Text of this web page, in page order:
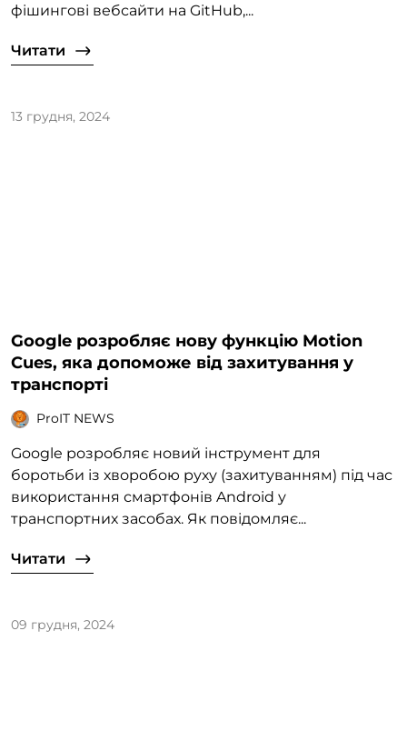
фішингові вебсайти на GitHub,...
Читати
13 грудня, 2024
Google розробляє нову функцію Motion
Cues, яка допоможе від захитування у
транспорті
ProIT NEWS
Google розробляє новий інструмент для
боротьби із хворобою руху (захитуванням) під час
використання смартфонів Android у
транспортних засобах. Як повідомляє...
Читати
09 грудня, 2024